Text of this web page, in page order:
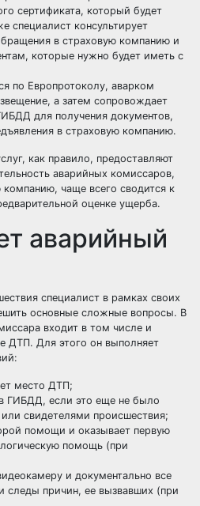
сертификата, который будет
специалист консультирует
в страховую компанию и
которые нужно будет иметь с
по Европротоколу, аварком
а затем сопровождает
для получения документов,
в страховую компанию.
как правило, предоставляют
аварийных комиссаров,
чаще всего сводится к
оценке ущерба.
аварийный
специалист в рамках своих
основные сложные вопросы. В
входит в том числе и
ДТП. Для этого он выполняет
место ДТП;
ГИБДД, если это еще не было
свидетелями происшествия;
помощи и оказывает первую
помощь (при
и документально все
следы причин, ее вызвавших (при